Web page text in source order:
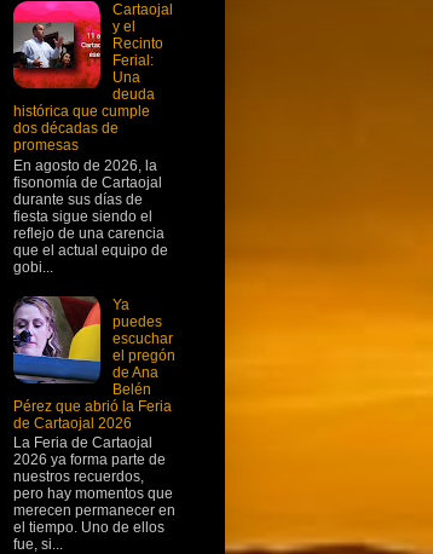
Cartaojal
y el
Recinto
Ferial:
Una
deuda
histórica que cumple
dos décadas de
promesas
En agosto de 2026, la
fisonomía de Cartaojal
durante sus días de
fiesta sigue siendo el
reflejo de una carencia
que el actual equipo de
gobi...
Ya
puedes
escuchar
el pregón
de Ana
Belén
Pérez que abrió la Feria
de Cartaojal 2026
La Feria de Cartaojal
2026 ya forma parte de
nuestros recuerdos,
pero hay momentos que
merecen permanecer en
el tiempo. Uno de ellos
fue, si...